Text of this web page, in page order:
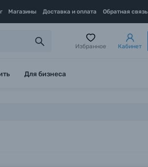
Магазины Доставка и оплата Обратная связь
Избранное Кабинет
Для бизнеса